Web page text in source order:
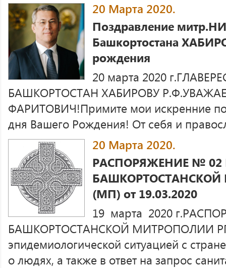
20 Марта 2020.
Поздравление
Башкортостана
рождения
20 марта 2020
БАШКОРТОСТАН ХАБИРОВУ
ФАРИТОВИЧ!Примите мои искренние
дня Вашего Рождения! От себя и
20 Марта 2020.
РАСПОРЯЖЕНИЕ № 02
(МП) от 19.03.2020
19 марта 2020
БАШКОРТОСТАНСКОЙ МИТРОПОЛИИ
эпидемиологической ситуацией с
о людях, а также в ответ на запрос